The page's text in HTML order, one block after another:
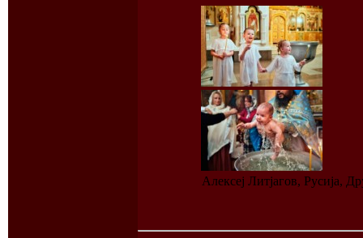
Алексеј Литјагов, Русија,